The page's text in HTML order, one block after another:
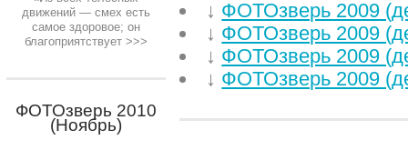
движений — смех есть
самое здоровое; он
благоприятствует>>>
ФОТОзверь 2010
(Ноябрь)
↓ ФОТОзверь 2009
↓ ФОТОзверь 2009
↓ ФОТОзверь 2009
↓ ФОТОзверь 2009